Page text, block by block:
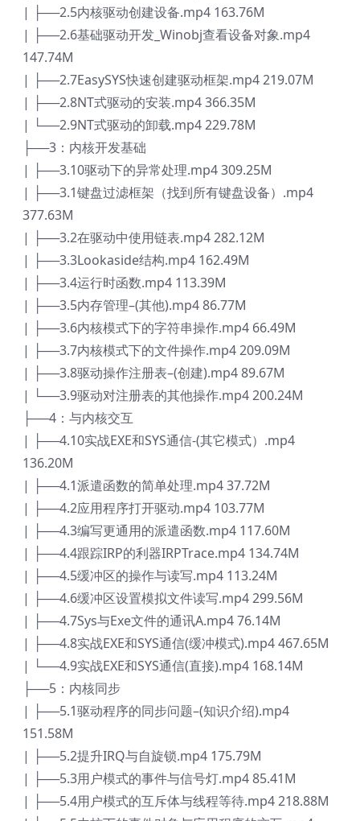
| ├──2.5内核驱动创建设备.mp4 163.76M
| ├──2.6基础驱动开发_Winobj查看设备对象.mp4
147.74M
| ├──2.7EasySYS快速创建驱动框架.mp4 219.07M
| ├──2.8NT式驱动的安装.mp4 366.35M
| └──2.9NT式驱动的卸载.mp4 229.78M
├──3：内核开发基础
| ├──3.10驱动下的异常处理.mp4 309.25M
| ├──3.1键盘过滤框架（找到所有键盘设备）.mp4
377.63M
| ├──3.2在驱动中使用链表.mp4 282.12M
| ├──3.3Lookaside结构.mp4 162.49M
| ├──3.4运行时函数.mp4 113.39M
| ├──3.5内存管理–(其他).mp4 86.77M
| ├──3.6内核模式下的字符串操作.mp4 66.49M
| ├──3.7内核模式下的文件操作.mp4 209.09M
| ├──3.8驱动操作注册表–(创建).mp4 89.67M
| └──3.9驱动对注册表的其他操作.mp4 200.24M
├──4：与内核交互
| ├──4.10实战EXE和SYS通信-(其它模式）.mp4
136.20M
| ├──4.1派遣函数的简单处理.mp4 37.72M
| ├──4.2应用程序打开驱动.mp4 103.77M
| ├──4.3编写更通用的派遣函数.mp4 117.60M
| ├──4.4跟踪IRP的利器IRPTrace.mp4 134.74M
| ├──4.5缓冲区的操作与读写.mp4 113.24M
| ├──4.6缓冲区设置模拟文件读写.mp4 299.56M
| ├──4.7Sys与Exe文件的通讯A.mp4 76.14M
| ├──4.8实战EXE和SYS通信(缓冲模式).mp4 467.65M
| └──4.9实战EXE和SYS通信(直接).mp4 168.14M
├──5：内核同步
| ├──5.1驱动程序的同步问题–(知识介绍).mp4
151.58M
| ├──5.2提升IRQ与自旋锁.mp4 175.79M
| ├──5.3用户模式的事件与信号灯.mp4 85.41M
| ├──5.4用户模式的互斥体与线程等待.mp4 218.88M